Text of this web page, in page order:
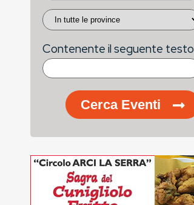
Contenente il seguente testo
Cerca Eventi